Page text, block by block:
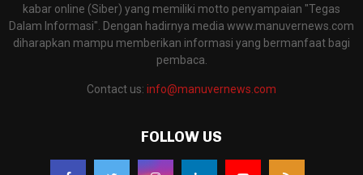
kabar online (Siber) yang memiliki motto penyampaian "Tegas
Dalam Informasi". Dengan hadirnya media www.manuvernews.com
diharapkan mampu memberikan informasi yang bermanfaat bagi
pembaca.
Contact us: info@manuvernews.com
FOLLOW US